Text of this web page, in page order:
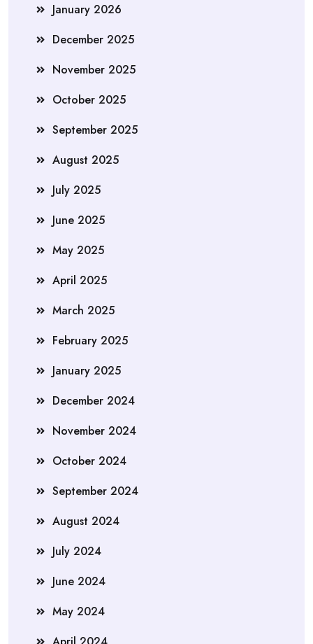
January 2026
December 2025
November 2025
October 2025
September 2025
August 2025
July 2025
June 2025
May 2025
April 2025
March 2025
February 2025
January 2025
December 2024
November 2024
October 2024
September 2024
August 2024
July 2024
June 2024
May 2024